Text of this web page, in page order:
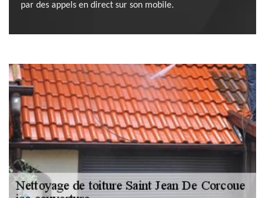
par des appels en direct sur son mobile.